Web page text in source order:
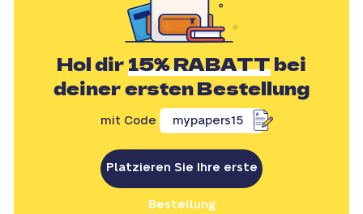
Hol dir15% RABATTbei
deiner ersten Bestellung
mit Code mypapers15
Platzieren Sie Ihre erste
Bestellung